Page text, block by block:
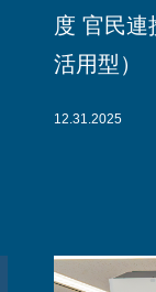
度 官民連
活用型）
12.31.2025